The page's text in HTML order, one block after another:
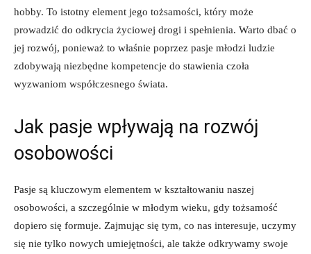
⁤hobby. To istotny element ⁢jego⁤ tożsamości, który ‍może​
prowadzić do⁤ odkrycia życiowej drogi i ‌spełnienia. Warto dbać​ o
jej rozwój, ⁣ponieważ to ‍właśnie poprzez pasje młodzi ludzie⁣
zdobywają niezbędne kompetencje do ‌stawienia czoła‌
wyzwaniom współczesnego świata.
Jak pasje ⁣wpływają⁤ na rozwój⁣
osobowości
Pasje są kluczowym‌ elementem ⁤w​ kształtowaniu naszej
osobowości, ⁤a szczególnie w ⁤młodym wieku, gdy tożsamość​
dopiero się formuje. Zajmując⁣ się tym, ​co nas ​interesuje, uczymy
się nie tylko nowych umiejętności, ale także ⁣odkrywamy swoje